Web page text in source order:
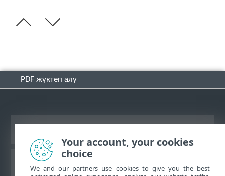
PDF жүктеп алу
ESET білім қоры
Your account, your cookies
choice
We and our partners use cookies to give you the best